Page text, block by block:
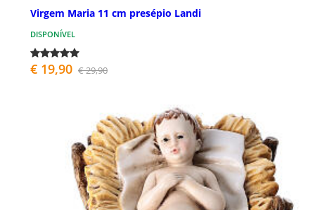
Virgem Maria 11 cm presépio Landi
DISPONÍVEL
€ 19,90 € 29,90